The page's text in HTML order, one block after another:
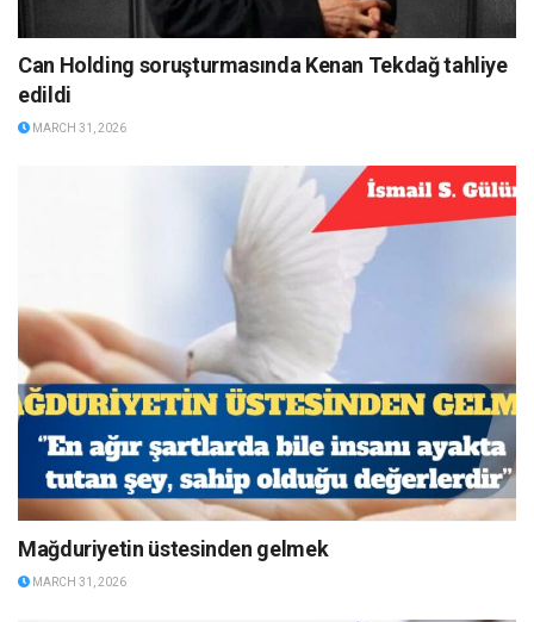
Can Holding soruşturmasında Kenan Tekdağ tahliye
edildi
MARCH 31, 2026
Mağduriyetin üstesinden gelmek
MARCH 31, 2026